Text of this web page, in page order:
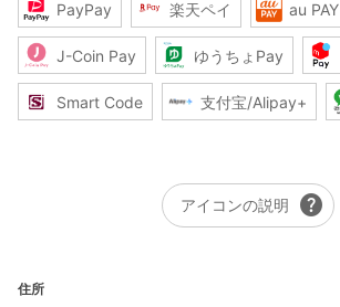
PayPay 楽天ペイ au PAY
J-Coin Pay ゆうちょPay
Smart Code 支付宝/Alipay+
アイコンの説明 help
住所